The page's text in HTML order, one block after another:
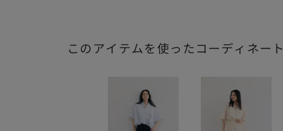
このアイテムを使ったコーディネート